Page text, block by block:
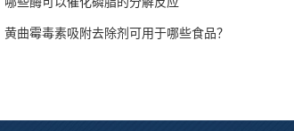
黄曲霉毒素吸附去除剂可用于哪些食品？